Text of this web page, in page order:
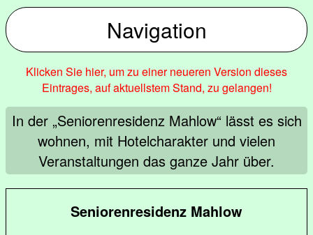
Navigation
Klicken Sie hier, um zu einer neueren Version dieses
Eintrages, auf aktuellstem Stand, zu gelangen!
In der „Seniorenresidenz Mahlow“ lässt es sich
wohnen, mit Hotelcharakter und vielen
Veranstaltungen das ganze Jahr über.
Seniorenresidenz Mahlow